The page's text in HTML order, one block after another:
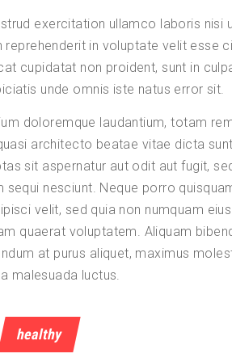
exercitation ullamco laboris
reprehenderit in voluptate velit esse
cupidatat non proident, sunt in
unde omnis iste natus error sit.
doloremque laudantium, totam
architecto beatae vitae dicta
sit aspernatur aut odit aut fugit,
sequi nesciunt. Neque porro
velit, sed quia non numquam
quaerat voluptatem. Aliquam
at purus aliquet, maximus
malesuada luctus.
healthy